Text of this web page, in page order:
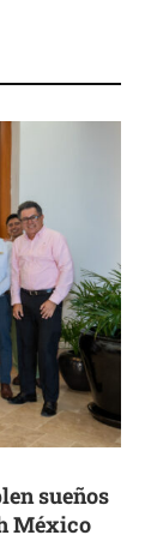
sueños
México